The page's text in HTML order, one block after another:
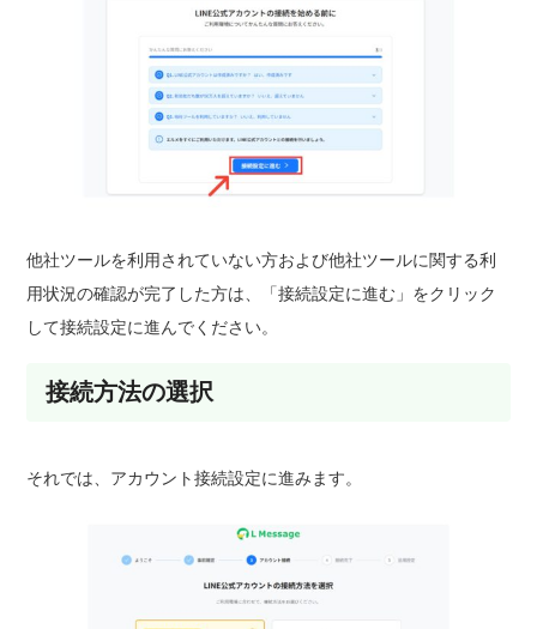
他社ツールを利用されていない方および他社ツールに関する利
用状況の確認が完了した方は、「接続設定に進む」をクリック
して接続設定に進んでください。
接続方法の選択
それでは、アカウント接続設定に進みます。